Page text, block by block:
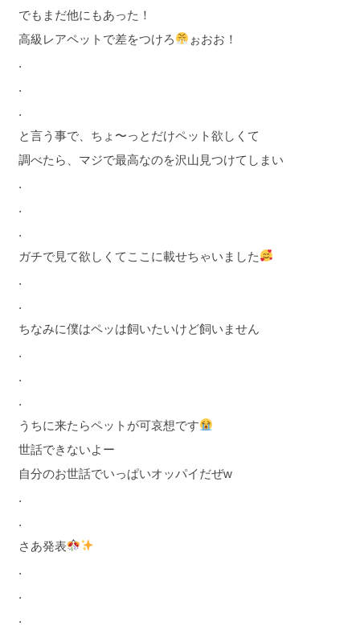
でもまだ他にもあった！
高級レアペットで差をつけろ
ぉおお！
.
.
.
と言う事で、ちょ〜っとだけペット欲しくて
調べたら、マジで最高なのを沢山見つけてしまい
.
.
.
ガチで見て欲しくてここに載せちゃいました
.
.
ちなみに僕はペッは飼いたいけど飼いません
.
.
.
うちに来たらペットが可哀想です
世話できないよー
自分のお世話でいっぱいオッパイだぜw
.
.
さあ発表
.
.
.